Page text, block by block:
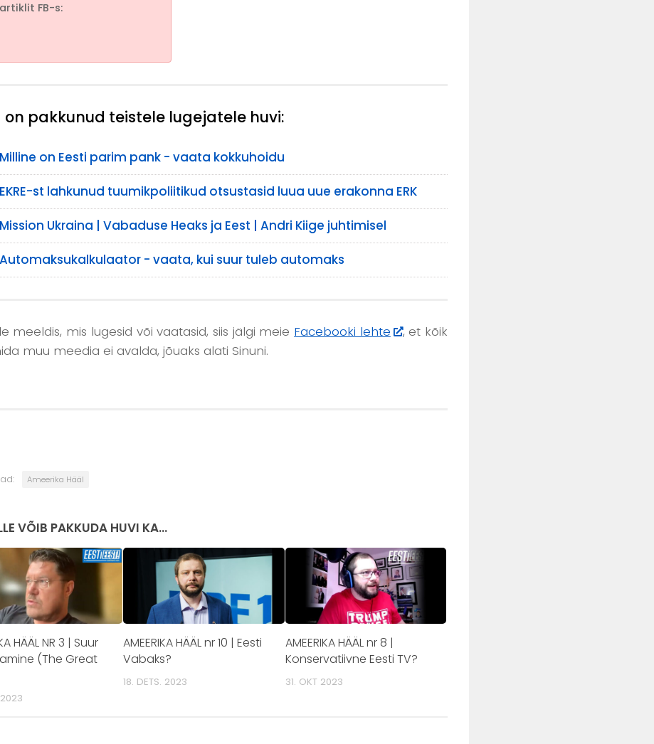
FB-s:
on pakkunud teistele lugejatele huvi:
Milline on Eesti parim pank - vaata kokkuhoidu
EKRE-st lahkunud tuumikpoliitikud otsustasid luua uue erakonna ERK
Mission Ukraina | Vabaduse Heaks ja Eest | Andri Kiige juhtimisel
Automaksukalkulaator - vaata, kui suur tuleb automaks
meeldis, mis lugesid või vaatasid, siis jälgi meie Facebooki lehte
, et kõik
muu meedia ei avalda, jõuaks alati Sinuni.
Ameerika Hääl
VÕIB PAKKUDA HUVI KA...
HÄÄL NR 3 | Suur
(The Great
AMEERIKA HÄÄL nr 10 | Eesti
Vabaks?
18. DETS. 2023
AMEERIKA HÄÄL nr 8 |
Konservatiivne Eesti TV?
31. OKT 2023